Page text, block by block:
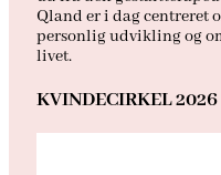
Qland er i dag centreret
personlig udvikling og
livet.
KVINDECIRKEL 2026